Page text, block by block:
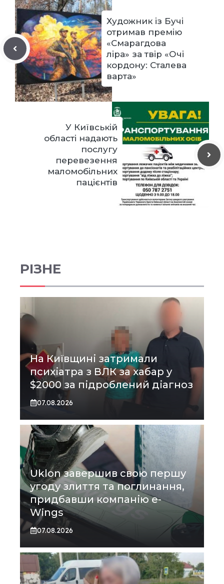
Художник із Бучі
отримав премію
«Смарагдова
ліра» за твір «Очі
кордону: Сталева
варта»
У Київській
області надають
послугу
перевезення
маломобільних
пацієнтів
РІЗНЕ
На Київщині затримали
психіатра з ВЛК за хабар у
$2000 за підроблений діагноз
07.08.2026
Uklon завершив свою першу
угоду злиття та поглинання,
придбавши компанію e-
Wings
07.08.2026